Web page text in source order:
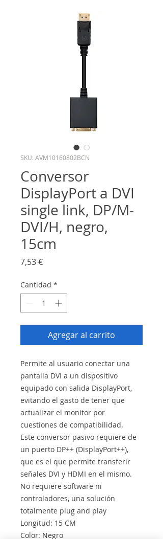
SKU: AVM10160802BCN
Conversor
DisplayPort a DVI
single link, DP/M-
DVI/H, negro,
15cm
7,53 €Precio
Cantidad *
Agregar al carrito
Permite al usuario conectar una
pantalla DVI a un dispositivo
equipado con salida DisplayPort,
evitando el gasto de tener que
actualizar el monitor por
cuestiones de compatibilidad.
Este conversor pasivo requiere de
un puerto DP++ (DisplayPort++),
que es el que permite transferir
señales DVI y HDMI en el mismo.
No requiere software ni
controladores, una solución
totalmente plug and play
Longitud: 15 CM
Color: Negro